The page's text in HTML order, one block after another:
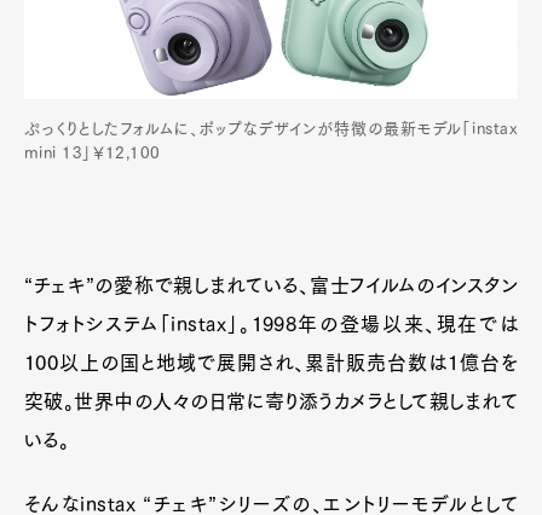
ぷっくりとしたフォルムに、ポップなデザインが特徴の最新モデル「instax
mini 13」￥12,100
“チェキ”の愛称で親しまれている、富士フイルムのインスタン
トフォトシステム「instax」。1998年の登場以来、現在では
100以上の国と地域で展開され、累計販売台数は1億台を
突破。世界中の人々の日常に寄り添うカメラとして親しまれて
いる。
そんなinstax “チェキ”シリーズの、エントリーモデルとして